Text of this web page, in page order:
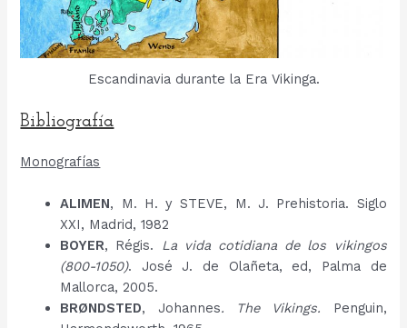
Escandinavia durante la Era Vikinga.
Bibliografía
Monografías
ALIMEN, M. H. y STEVE, M. J. Prehistoria. Siglo
XXI, Madrid, 1982
BOYER, Régis. La vida cotidiana de los vikingos
(800-1050). José J. de Olañeta, ed, Palma de
Mallorca, 2005.
BRØNDSTED, Johannes. The Vikings. Penguin,